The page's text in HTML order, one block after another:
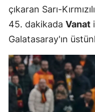
çıkaran Sarı-
45. dakikada Vanat
Galatasaray'ın